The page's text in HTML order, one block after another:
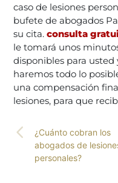
caso de lesiones
bufete de abogados
su cita.consulta
le tomará unos
disponibles para usted
haremos todo lo
una compensación
lesiones, para que
¿Cuánto cobran los
abogados de
personales?